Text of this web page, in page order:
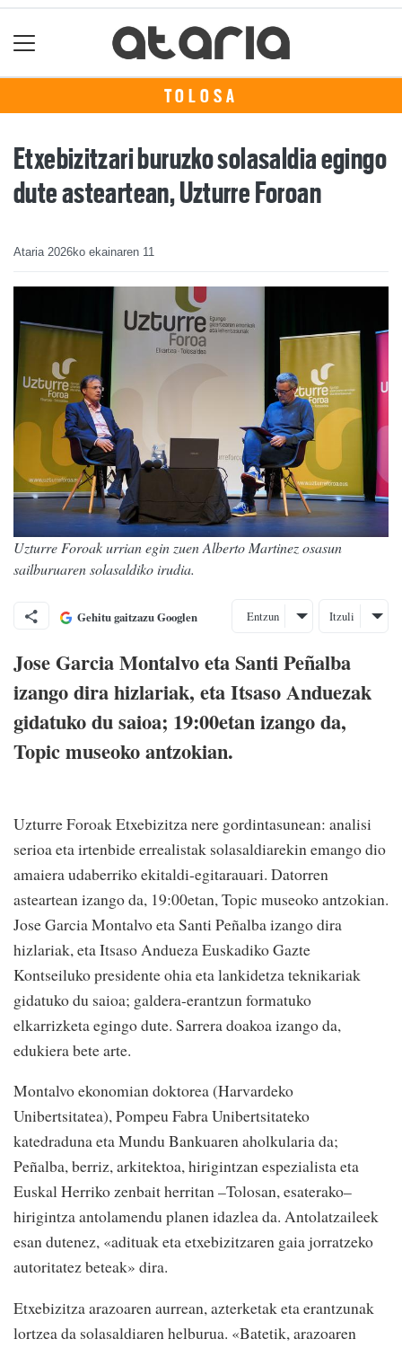
TOLOSA
Etxebizitzari buruzko solasaldia egingo
dute asteartean, Uzturre Foroan
Ataria 2026ko ekainaren 11
Uzturre Foroak urrian egin zuen Alberto Martinez osasun
sailburuaren solasaldiko irudia.
Gehitu gaitzazu Googlen Entzun Itzuli
Jose Garcia Montalvo eta Santi Peñalba
izango dira hizlariak, eta Itsaso Anduezak
gidatuko du saioa; 19:00etan izango da,
Topic museoko antzokian.
Uzturre Foroak Etxebizitza nere gordintasunean: analisi
serioa eta irtenbide errealistak solasaldiarekin emango dio
amaiera udaberriko ekitaldi-egitarauari. Datorren
asteartean izango da, 19:00etan, Topic museoko antzokian.
Jose Garcia Montalvo eta Santi Peñalba izango dira
hizlariak, eta Itsaso Andueza Euskadiko Gazte
Kontseiluko presidente ohia eta lankidetza teknikariak
gidatuko du saioa; galdera-erantzun formatuko
elkarrizketa egingo dute. Sarrera doakoa izango da,
edukiera bete arte.
Montalvo ekonomian doktorea (Harvardeko
Unibertsitatea), Pompeu Fabra Unibertsitateko
katedraduna eta Mundu Bankuaren aholkularia da;
Peñalba, berriz, arkitektoa, hirigintzan espezialista eta
Euskal Herriko zenbait herritan –Tolosan, esaterako–
hirigintza antolamendu planen idazlea da. Antolatzaileek
esan dutenez, «adituak eta etxebizitzaren gaia jorratzeko
autoritatez beteak» dira.
Etxebizitza arazoaren aurrean, azterketak eta erantzunak
lortzea da solasaldiaren helburua. «Batetik, arazoaren